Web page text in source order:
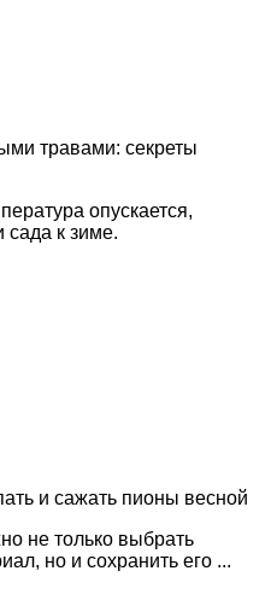
травами: секреты
опускается,
сада к зиме.
и сажать пионы весной
не только выбрать
но и сохранить его ...